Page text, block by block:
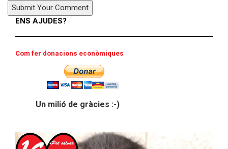
ENS AJUDES?
Com fer donacions econòmiques
Un milió de gràcies :-)